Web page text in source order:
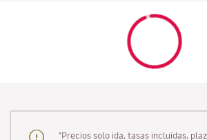
"Precios solo ida, tasas incluidas,